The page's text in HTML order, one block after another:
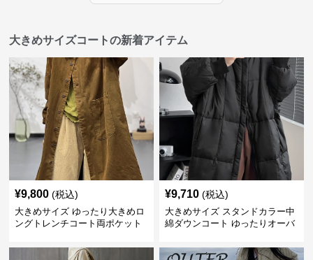
大きめサイズコートの新着アイテム
¥9,800 (税込)
大きめサイズ ゆったり大きめロ
ングトレンチコート両ポケット
¥9,710 (税込)
大きめサイズ スタンドカラー中
綿ダウンコート ゆったりオーバ